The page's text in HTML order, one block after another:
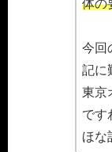
体の
今回
記に
東京
です
ほな